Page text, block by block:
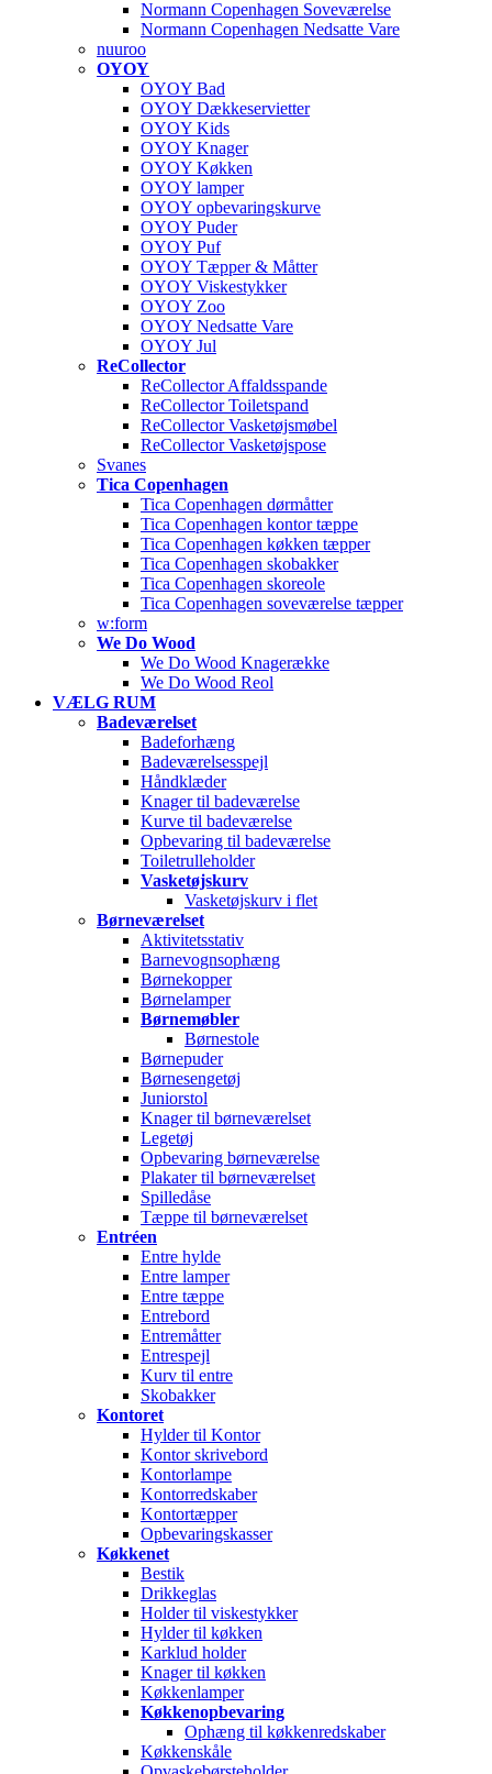
Normann Copenhagen Soveværelse
Normann Copenhagen Nedsatte Vare
nuuroo
OYOY
OYOY Bad
OYOY Dækkeservietter
OYOY Kids
OYOY Knager
OYOY Køkken
OYOY lamper
OYOY opbevaringskurve
OYOY Puder
OYOY Puf
OYOY Tæpper & Måtter
OYOY Viskestykker
OYOY Zoo
OYOY Nedsatte Vare
OYOY Jul
ReCollector
ReCollector Affaldsspande
ReCollector Toiletspand
ReCollector Vasketøjsmøbel
ReCollector Vasketøjspose
Svanes
Tica Copenhagen
Tica Copenhagen dørmåtter
Tica Copenhagen kontor tæppe
Tica Copenhagen køkken tæpper
Tica Copenhagen skobakker
Tica Copenhagen skoreole
Tica Copenhagen soveværelse tæpper
w:form
We Do Wood
We Do Wood Knagerække
We Do Wood Reol
VÆLG RUM
Badeværelset
Badeforhæng
Badeværelsesspejl
Håndklæder
Knager til badeværelse
Kurve til badeværelse
Opbevaring til badeværelse
Toiletrulleholder
Vasketøjskurv
Vasketøjskurv i flet
Børneværelset
Aktivitetsstativ
Barnevognsophæng
Børnekopper
Børnelamper
Børnemøbler
Børnestole
Børnepuder
Børnesengetøj
Juniorstol
Knager til børneværelset
Legetøj
Opbevaring børneværelse
Plakater til børneværelset
Spilledåse
Tæppe til børneværelset
Entréen
Entre hylde
Entre lamper
Entre tæppe
Entrebord
Entremåtter
Entrespejl
Kurv til entre
Skobakker
Kontoret
Hylder til Kontor
Kontor skrivebord
Kontorlampe
Kontorredskaber
Kontortæpper
Opbevaringskasser
Køkkenet
Bestik
Drikkeglas
Holder til viskestykker
Hylder til køkken
Karklud holder
Knager til køkken
Køkkenlamper
Køkkenopbevaring
Ophæng til køkkenredskaber
Køkkenskåle